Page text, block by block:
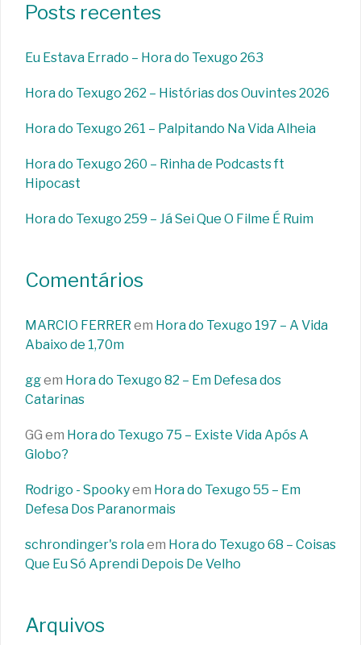
Posts recentes
Eu Estava Errado – Hora do Texugo 263
Hora do Texugo 262 – Histórias dos Ouvintes 2026
Hora do Texugo 261 – Palpitando Na Vida Alheia
Hora do Texugo 260 – Rinha de Podcasts ft
Hipocast
Hora do Texugo 259 – Já Sei Que O Filme É Ruim
Comentários
MARCIO FERRER em Hora do Texugo 197 – A Vida
Abaixo de 1,70m
ggem Hora do Texugo 82 – Em Defesa dos
Catarinas
GG em Hora do Texugo 75 – Existe Vida Após A
Globo?
Rodrigo - Spookyem Hora do Texugo 55 – Em
Defesa Dos Paranormais
schrondinger's rolaem Hora do Texugo 68 – Coisas
Que Eu Só Aprendi Depois De Velho
Arquivos